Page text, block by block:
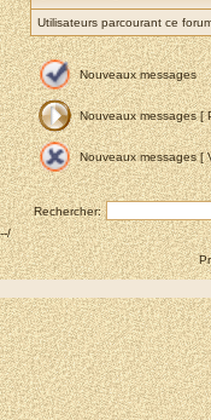
Utilisateurs parcourant ce
Nouveaux messages
Nouveaux messages [
Nouveaux messages [
Rechercher:
--/